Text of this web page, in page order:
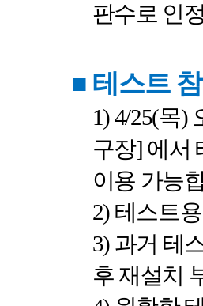
판수로 인
■ 테스트
1) 4/25(목)
구장] 에서
이용 가능
2) 테스트
3) 과거 테
후 재설치